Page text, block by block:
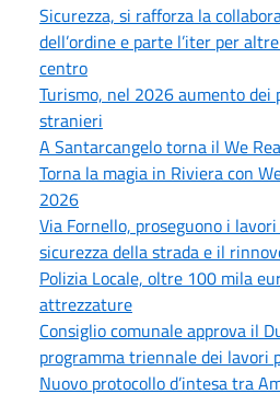
Sicurezza, si rafforza la
dell’ordine e parte l’iter per
centro
Turismo, nel 2026 aumento
stranieri
A Santarcangelo torna il We
Torna la magia in Riviera con
2026
Via Fornello, proseguono i
sicurezza della strada e il
Polizia Locale, oltre 100 mila
attrezzature
Consiglio comunale approva il
programma triennale dei lavori
Nuovo protocollo d’intesa tra